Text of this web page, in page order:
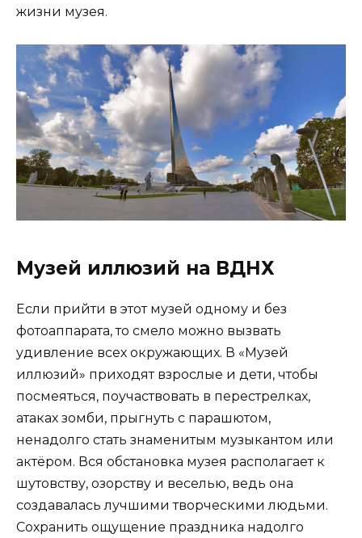
жизни музея.
Музей иллюзий на ВДНХ
Если прийти в этот музей одному и без
фотоаппарата, то смело можно вызвать
удивление всех окружающих. В «Музей
иллюзий» приходят взрослые и дети, чтобы
посмеяться, поучаствовать в перестрелках,
атаках зомби, прыгнуть с парашютом,
ненадолго стать знаменитым музыкантом или
актёром. Вся обстановка музея располагает к
шутовству, озорству и веселью, ведь она
создавалась лучшими творческими людьми.
Сохранить ощущение праздника надолго